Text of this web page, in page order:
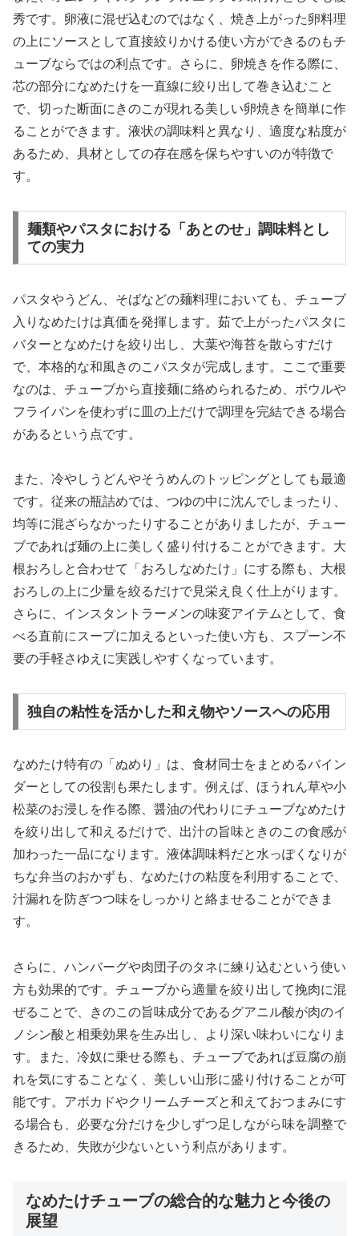
秀です。卵液に混ぜ込むのではなく、焼き上がった卵料理
の上にソースとして直接絞りかける使い方ができるのもチ
ューブならではの利点です。さらに、卵焼きを作る際に、
芯の部分になめたけを一直線に絞り出して巻き込むこと
で、切った断面にきのこが現れる美しい卵焼きを簡単に作
ることができます。液状の調味料と異なり、適度な粘度が
あるため、具材としての存在感を保ちやすいのが特徴で
す。
麺類やパスタにおける「あとのせ」調味料とし
ての実力
パスタやうどん、そばなどの麺料理においても、チューブ
入りなめたけは真価を発揮します。茹で上がったパスタに
バターとなめたけを絞り出し、大葉や海苔を散らすだけ
で、本格的な和風きのこパスタが完成します。ここで重要
なのは、チューブから直接麺に絡められるため、ボウルや
フライパンを使わずに皿の上だけで調理を完結できる場合
があるという点です。
また、冷やしうどんやそうめんのトッピングとしても最適
です。従来の瓶詰めでは、つゆの中に沈んでしまったり、
均等に混ざらなかったりすることがありましたが、チュー
ブであれば麺の上に美しく盛り付けることができます。大
根おろしと合わせて「おろしなめたけ」にする際も、大根
おろしの上に少量を絞るだけで見栄え良く仕上がります。
さらに、インスタントラーメンの味変アイテムとして、食
べる直前にスープに加えるといった使い方も、スプーン不
要の手軽さゆえに実践しやすくなっています。
独自の粘性を活かした和え物やソースへの応用
なめたけ特有の「ぬめり」は、食材同士をまとめるバイン
ダーとしての役割も果たします。例えば、ほうれん草や小
松菜のお浸しを作る際、醤油の代わりにチューブなめたけ
を絞り出して和えるだけで、出汁の旨味ときのこの食感が
加わった一品になります。液体調味料だと水っぽくなりが
ちな弁当のおかずも、なめたけの粘度を利用することで、
汁漏れを防ぎつつ味をしっかりと絡ませることができま
す。
さらに、ハンバーグや肉団子のタネに練り込むという使い
方も効果的です。チューブから適量を絞り出して挽肉に混
ぜることで、きのこの旨味成分であるグアニル酸が肉のイ
ノシン酸と相乗効果を生み出し、より深い味わいになりま
す。また、冷奴に乗せる際も、チューブであれば豆腐の崩
れを気にすることなく、美しい山形に盛り付けることが可
能です。アボカドやクリームチーズと和えておつまみにす
る場合も、必要な分だけを少しずつ足しながら味を調整で
きるため、失敗が少ないという利点があります。
なめたけチューブの総合的な魅力と今後の
展望